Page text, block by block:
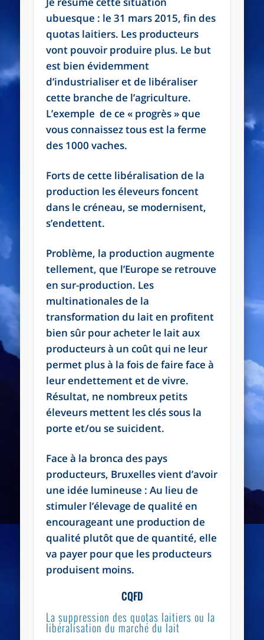
ubuesque : le 31 mars 2015, fin des
quotas laitiers. Les producteurs
vont pouvoir produire plus. Le but
est bien évidemment
d’industrialiser et de libéraliser
cette branche de l’agriculture.
L’exemple de ce « progrès » que
vous connaissez tous est la ferme
des 1000 vaches.
Forts de cette libéralisation de la
production les éleveurs foncent
dans le créneau, se modernisent,
s’endettent.
Problème, la production augmente
tellement, que l’Europe se retrouve
en sur-production. Les
multinationales de la
transformation du lait en profitent
bien sûr pour acheter le lait aux
producteurs à un coût qui ne leur
permet plus à la fois de faire face à
leur endettement et de vivre.
Résultat, ne nombreux petits
éleveurs mettent les clés sous la
porte et/ou se suicident.
Face à la bronca des pays
producteurs, Bruxelles vient d’avoir
une idée lumineuse : Au lieu de
stimuler l’élevage de qualité en
encourageant une production de
qualité plutôt que de quantité, elle
va payer pour que les producteurs
produisent moins.
CQFD
La suppression des quotas laitiers ou la
libéralisation du marché du lait